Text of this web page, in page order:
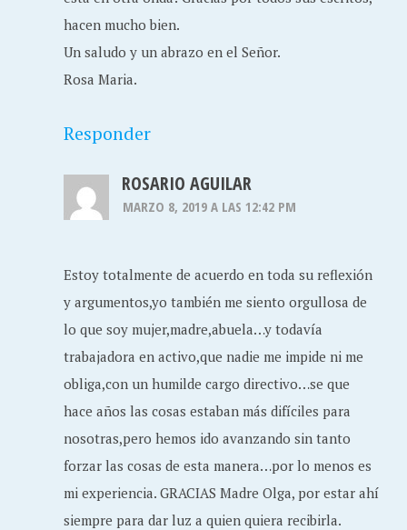
hacen mucho bien.
Un saludo y un abrazo en el Señor.
Rosa Maria.
Responder
ROSARIO AGUILAR
MARZO 8, 2019 A LAS 12:42 PM
Estoy totalmente de acuerdo en toda su reflexión
y argumentos,yo también me siento orgullosa de
lo que soy mujer,madre,abuela…y todavía
trabajadora en activo,que nadie me impide ni me
obliga,con un humilde cargo directivo…se que
hace años las cosas estaban más difíciles para
nosotras,pero hemos ido avanzando sin tanto
forzar las cosas de esta manera…por lo menos es
mi experiencia. GRACIAS Madre Olga, por estar ahí
siempre para dar luz a quien quiera recibirla.